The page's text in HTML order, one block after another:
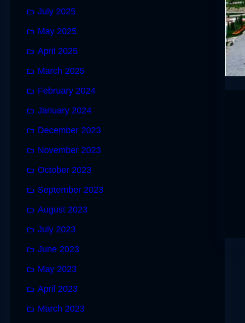
July 2025
May 2025
April 2025
March 2025
February 2024
January 2024
December 2023
November 2023
October 2023
September 2023
August 2023
July 2023
June 2023
May 2023
April 2023
March 2023